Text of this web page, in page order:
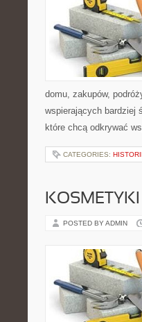
domu, zakupów,
wspierających bardziej
które chcą odkrywać
CATEGORIES:
POSTED BY ADMIN